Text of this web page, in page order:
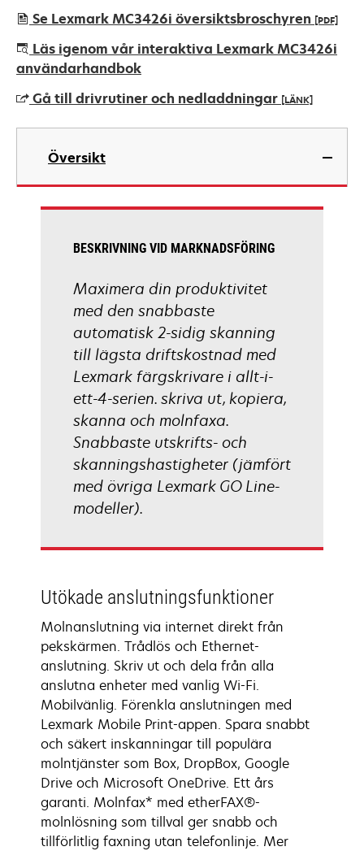
Se Lexmark MC3426i översiktsbroschyren [PDF]
opens
in
new
tab
Läs igenom vår interaktiva Lexmark MC3426i
användarhandbok
Gå till drivrutiner och nedladdningar [LÄNK]
opens
new
Översikt
BESKRIVNING VID MARKNADSFÖRING
Maximera din produktivitet
med den snabbaste
automatisk 2-sidig skanning
till lägsta driftskostnad med
Lexmark färgskrivare i allt-i-
ett-4-serien. skriva ut, kopiera,
skanna och molnfaxa.
Snabbaste utskrifts- och
skanningshastigheter (jämfört
med övriga Lexmark GO Line-
modeller).
Utökade anslutningsfunktioner
Molnanslutning via internet direkt från
pekskärmen. Trådlös och Ethernet-
anslutning. Skriv ut och dela från alla
anslutna enheter med vanlig Wi-Fi.
Mobilvänlig. Förenkla anslutningen med
Lexmark Mobile Print-appen. Spara snabbt
och säkert inskanningar till populära
molntjänster som Box, DropBox, Google
Drive och Microsoft OneDrive. Ett års
garanti. Molnfax* med etherFAX®-
molnlösning som tillval ger snabb och
tillförlitlig faxning utan telefonlinje. Mer